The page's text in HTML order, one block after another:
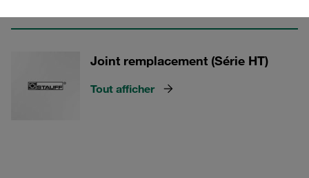
Joint remplacement (Série HT)
Tout afficher